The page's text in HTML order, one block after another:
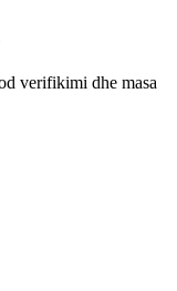
verifikimi dhe masa